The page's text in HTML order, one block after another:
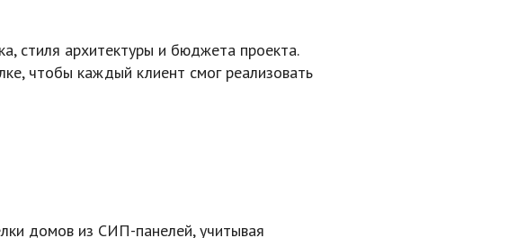
стиля архитектуры и бюджета проекта.
чтобы каждый клиент смог реализовать
домов из СИП-панелей, учитывая